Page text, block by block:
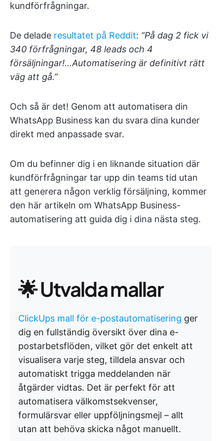
kundförfrågningar.
De delade resultatet på Reddit: ”På dag 2 fick vi
340 förfrågningar, 48 leads och 4
försäljningar!…Automatisering är definitivt rätt
väg att gå.”
Och så är det! Genom att automatisera din
WhatsApp Business kan du svara dina kunder
direkt med anpassade svar.
Om du befinner dig i en liknande situation där
kundförfrågningar tar upp din teams tid utan
att generera någon verklig försäljning, kommer
den här artikeln om WhatsApp Business-
automatisering att guida dig i dina nästa steg.
🌟 Utvalda mallar
ClickUps mall för e-postautomatisering ger
dig en fullständig översikt över dina e-
postarbetsflöden, vilket gör det enkelt att
visualisera varje steg, tilldela ansvar och
automatiskt trigga meddelanden när
åtgärder vidtas. Det är perfekt för att
automatisera välkomstsekvenser,
formulärsvar eller uppföljningsmejl – allt
utan att behöva skicka något manuellt.